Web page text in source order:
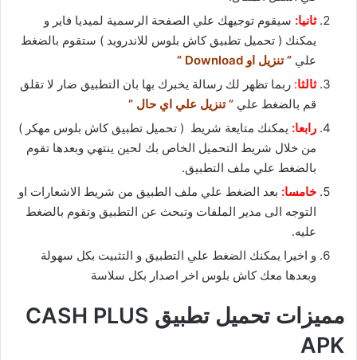
ثانيا: سيقوم توجيهك علي الصفحة الرسمية لميديا فاير و
يمكنك ( تحميل تطبيق كاش بلوس للاندرويد ) ستقوم بالضغط
علي ” تنزيل او Download ”
ثالثا: ربما تظهر لك رسالة يخبرك بها بان التطبيق ضار لا تقلق
قم بالضغط علي ” تنزيل علي اي حال ”
رابعا: يمكنك متايعة شريط ( تحميل تطبيق كاش بلوس مهكر )
من خلال شريط التحميل الخاص بك لحين ينتهي وبعدها تقوم
بالضغط علي ملف التطبيق.
خامسا: بعد الضغط علي ملف الطبيق من شريط الاشعارات او
التوجه الى مدير الملفات وتبحث عن التطبيق وتقوم بالضغط
عليه.
و اخيرا يمكنك الضغط علي التطبيق و التثبيت بكل سهولة
وبعدها معك كاش بلوس اخر اصدار بكل سلاسة
مميزات تحميل تطبيق CASH PLUS
APK